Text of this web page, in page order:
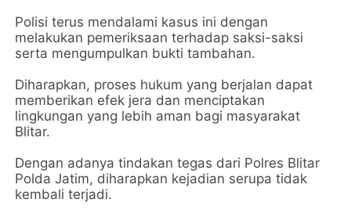
Polisi terus mendalami kasus ini dengan
melakukan pemeriksaan terhadap saksi-saksi
serta mengumpulkan bukti tambahan.
Diharapkan, proses hukum yang berjalan dapat
memberikan efek jera dan menciptakan
lingkungan yang lebih aman bagi masyarakat
Blitar.
Dengan adanya tindakan tegas dari Polres Blitar
Polda Jatim, diharapkan kejadian serupa tidak
kembali terjadi.